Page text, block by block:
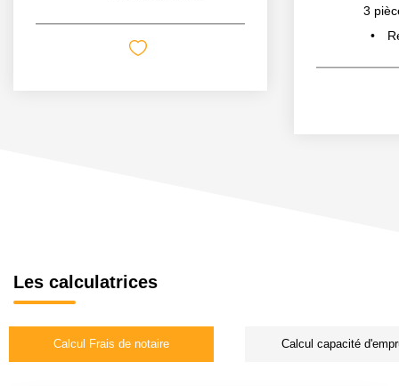
3
Les calculatrices
Calcul Frais de notaire Calcul capacité